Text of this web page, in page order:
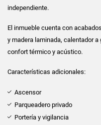
independiente.
El inmueble cuenta con
y madera laminada, calentador a
confort térmico y acústico.
Características adicionales:
Ascensor
Parqueadero privado
Portería y vigilancia